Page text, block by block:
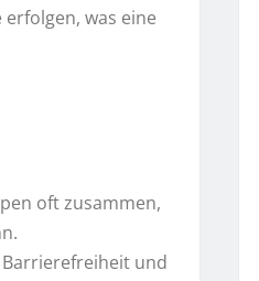
was eine
oft zusammen,
und